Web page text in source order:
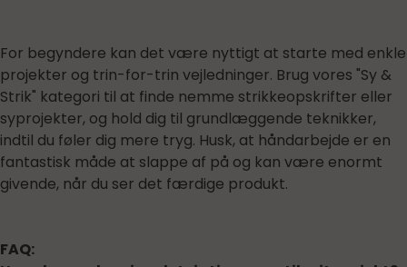
For begyndere kan det være nyttigt at starte med enkle
projekter og trin-for-trin vejledninger. Brug vores "Sy &
Strik" kategori til at finde nemme strikkeopskrifter eller
syprojekter, og hold dig til grundlæggende teknikker,
indtil du føler dig mere tryg. Husk, at håndarbejde er en
fantastisk måde at slappe af på og kan være enormt
givende, når du ser det færdige produkt.
FAQ: